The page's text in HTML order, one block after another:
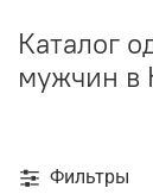
Каталог
мужчин в
Фильтры